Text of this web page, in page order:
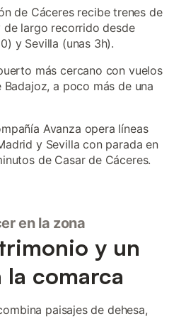
de Cáceres recibe trenes de
de largo recorrido desde
y Sevilla (unas 3h).
más cercano con vuelos
Badajoz, a poco más de una
Avanza opera líneas
y Sevilla con parada en
de Casar de Cáceres.
en la zona
y un
comarca
paisajes de dehesa,